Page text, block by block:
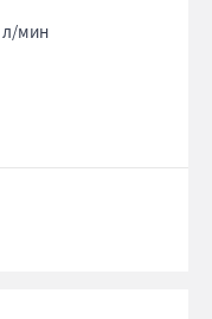
л/мин